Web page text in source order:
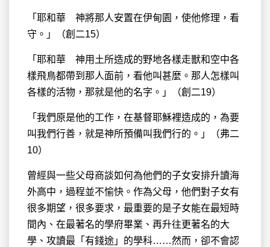
「耶和華 神將那人安置在伊甸園，使他修理，看
守。」（創二15）
「耶和華 神用土所造成的野地各樣走獸和空中各
樣飛鳥都帶到那人面前，看他叫甚麼。那人怎樣叫
各樣的活物，那就是他的名字。」（創二19）
「我們原是他的工作，在基督耶穌裡造成的，為要
叫我們行善，就是神所預備叫我們行的。」（弗二
10）
曾經與一些父母商談如何為他們的子女安排升讀海
外高中，過程並不愉快。作為父母，他們對子女有
很多期望，很多要求，最重要的是子女能在最短時
間內、在最著名的學府畢業、再升往更著名的大
學、攻讀最「有錢途」的學科……然而，卻不會認